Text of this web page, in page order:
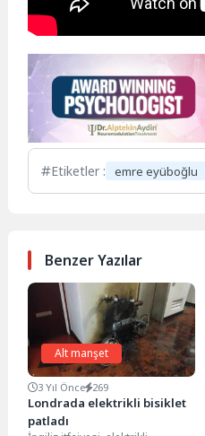
Etiketler : emre eyüboğlu
Benzer Yazılar
Alt manşet
3 Yıl Önce 269
Londrada elektrikli bisiklet
patladı